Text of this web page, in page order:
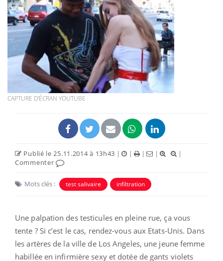
CAPTURE D'ÉCRAN YOUTUBE
Publié le 25.11.2014 à 13h43 | | | |
|
Commenter
Mots clés : test salivaire infiltration
Une palpation des testicules en pleine rue, ça vous
tente ? Si c’est le cas, rendez-vous aux Etats-Unis. Dans
les artères de la ville de Los Angeles, une jeune femme
habillée en infirmière sexy et dotée de gants violets